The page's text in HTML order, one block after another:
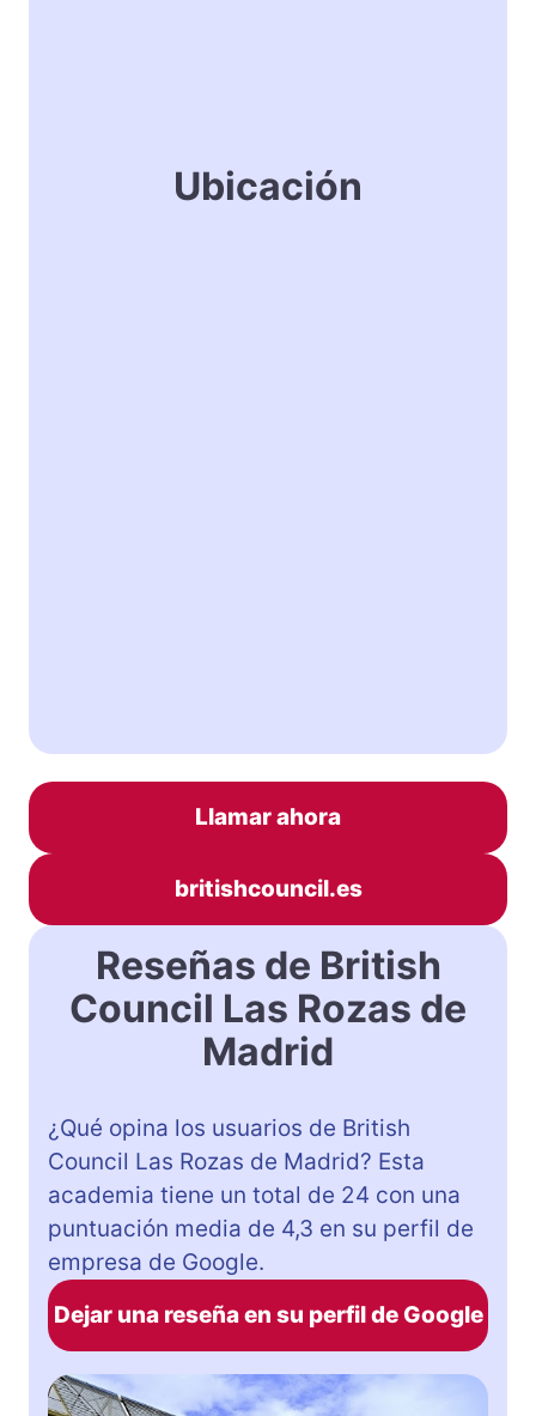
Ubicación
Llamar ahora
britishcouncil.es
Reseñas de British
Council Las Rozas de
Madrid
¿Qué opina los usuarios de British
Council Las Rozas de Madrid? Esta
academia tiene un total de 24 con una
puntuación media de 4,3 en su perfil de
empresa de Google.
Dejar una reseña en su perfil de Google